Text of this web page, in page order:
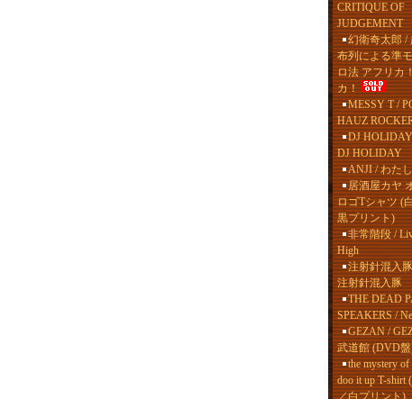
CRITIQUE OF
JUDGEMENT
幻衛奇太郎 /
布列による準
ロ法 アフリカ
カ！
MESSY T /
HAUZ
DJ
DJ HOLIDAY
ANJI / わた
居酒屋カヤ
ロゴTシャツ (
黒プリント)
非常階段 /
High
注射針混入
注射針混入豚
THE DEAD
SPEAKERS /
GEZAN /
武道館 (DVD
the mystery
doo it up T-shirt
／白プリント)